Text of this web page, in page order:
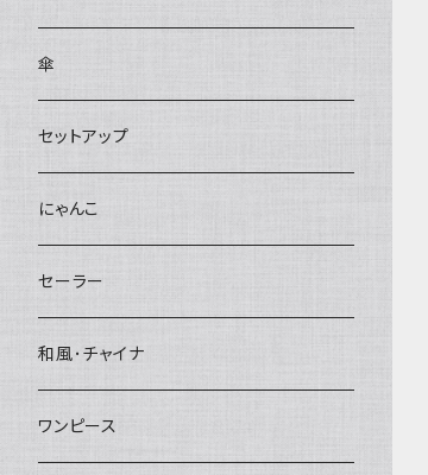
傘
セットアップ
にゃんこ
セーラー
和風･チャイナ
ワンピース